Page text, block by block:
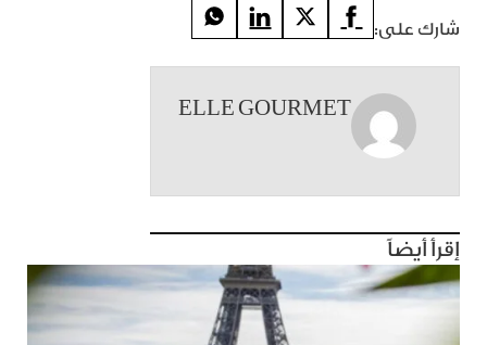
شارك على:
ELLE GOURMET
إقرأ أيضاً